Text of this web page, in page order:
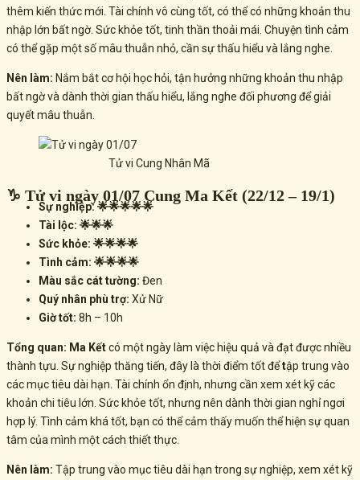
thêm kiến thức mới. Tài chính vô cùng tốt, có thể có những khoản thu
nhập lớn bất ngờ. Sức khỏe tốt, tinh thần thoải mái. Chuyện tình cảm
có thể gặp một số mâu thuẫn nhỏ, cần sự thấu hiểu và lắng nghe.
Nên làm: Nắm bắt cơ hội học hỏi, tận hưởng những khoản thu nhập
bất ngờ và dành thời gian thấu hiểu, lắng nghe đối phương để giải
quyết mâu thuẫn.
Tử vi Cung Nhân Mã
♑ Tử vi ngày 01/07 Cung Ma Kết (22/12 – 19/1)
Sự nghiệp: 🌟🌟🌟🌟🌟
Tài lộc: 🌟🌟🌟
Sức khỏe: 🌟🌟🌟🌟
Tình cảm: 🌟🌟🌟🌟
Màu sắc cát tường: Đen
Quý nhân phù trợ: Xử Nữ
Giờ tốt: 8h – 10h
Tổng quan: Ma Kếtcó một ngày làm việc hiệu quả và đạt được nhiều
thành tựu. Sự nghiệp thăng tiến, đây là thời điểm tốt đểtập trung vào
các mục tiêu dài hạn . Tài chính ổn định, nhưng cần xem xét kỹ các
khoản chi tiêu lớn . Sức khỏe tốt, nhưng nên dành thời gian nghỉ ngơi
hợp lý. Tình cảm khá tốt, bạn có thể cảm thấy muốn thể hiện sự quan
tâm của mình một cách thiết thực
Nên làm: Tập trung vào mục tiêu dài hạn trong sự nghiệp, xem xét kỹ